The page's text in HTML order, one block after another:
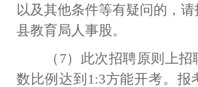
以及其他条件等有疑问的，
县教育局人事股。
（ 7）此次招聘原则上招
数比例达到1 :3方能开考。报